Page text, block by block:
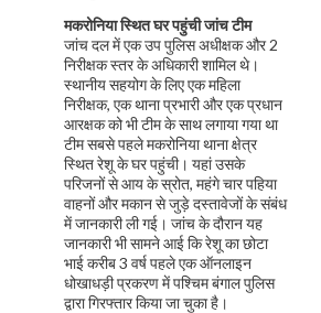
मकरोनिया स्थित घर पहुंची जांच टीम
जांच दल में एक उप पुलिस अधीक्षक और 2
निरीक्षक स्तर के अधिकारी शामिल थे।
स्थानीय सहयोग के लिए एक महिला
निरीक्षक, एक थाना प्रभारी और एक प्रधान
आरक्षक को भी टीम के साथ लगाया गया था
टीम सबसे पहले मकरोनिया थाना क्षेत्र
स्थित रेशू के घर पहुंची। यहां उसके
परिजनों से आय के स्रोत, महंगे चार पहिया
वाहनों और मकान से जुड़े दस्तावेजों के संबंध
में जानकारी ली गई। जांच के दौरान यह
जानकारी भी सामने आई कि रेशू का छोटा
भाई करीब 3 वर्ष पहले एक ऑनलाइन
धोखाधड़ी प्रकरण में पश्चिम बंगाल पुलिस
द्वारा गिरफ्तार किया जा चुका है।